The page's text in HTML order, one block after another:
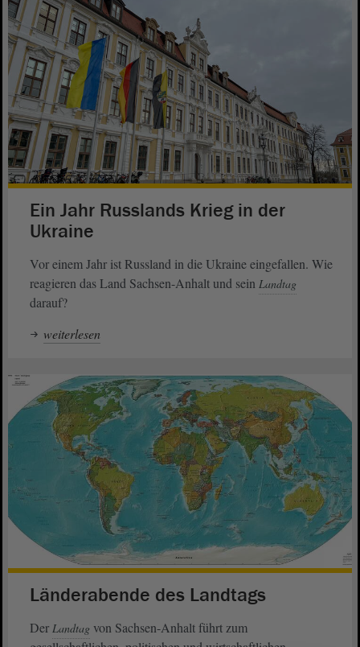
Ein Jahr Russlands Krieg in der
Ukraine
Vor einem Jahr ist Russland in die Ukraine eingefallen. Wie
reagieren das Land Sachsen-Anhalt und sein Landtag
darauf?
weiterlesen
Länderabende des Landtags
Der Landtag von Sachsen-Anhalt führt zum